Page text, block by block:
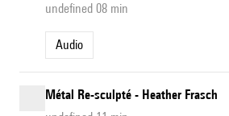
undefined 08 min
Audio
Métal Re-sculpté - Heather Frasch